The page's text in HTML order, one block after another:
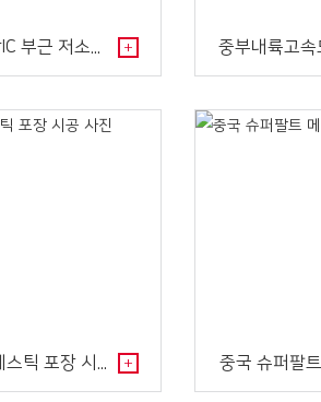
외곽순환로 성남IC 부근 저소음/배수성 포장(Q.. +
중국 슈퍼팔트 메스틱 포장 시공 사진 + 중국 슈퍼팔